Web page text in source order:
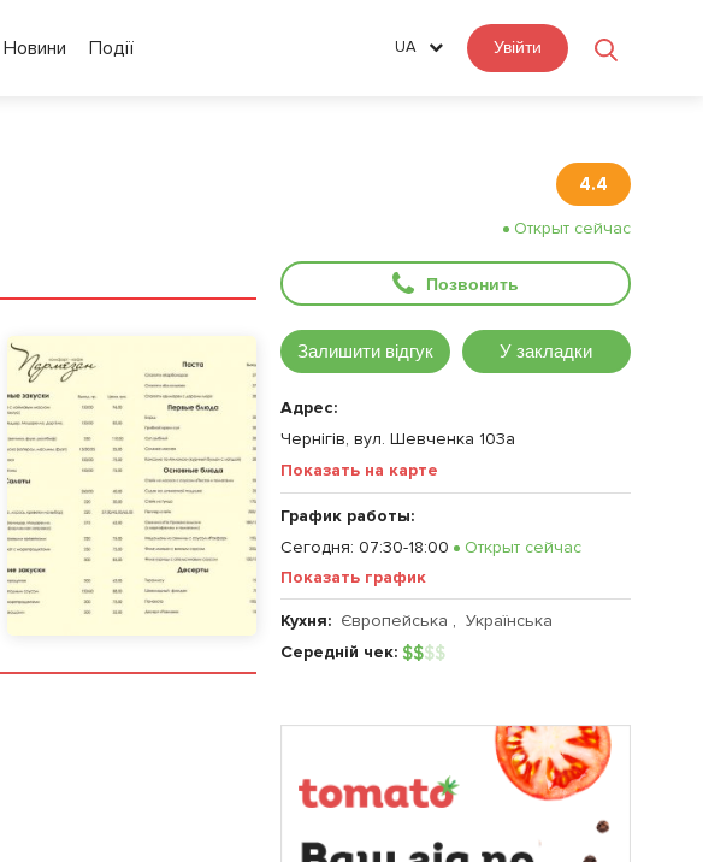
Новини Події UA Увійти
4.4
Открыт сейчас
Позвонить
Залишити відгук У закладки
Адрес:
Чернігів, вул. Шевченка 103а
Показать на карте
График работы:
Сегодня: 07:30-18:00
Открыт сейчас
Показать график
Кухня: Європейська , Українська
Середній чек: $$$$